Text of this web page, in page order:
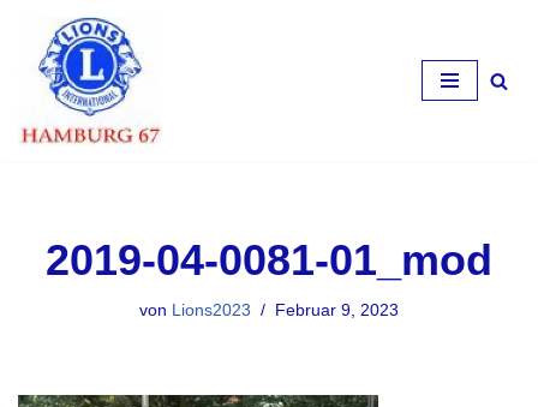
Zum
Inhalt
springen
2019-04-0081-01_mod
von Lions2023 Februar 9, 2023